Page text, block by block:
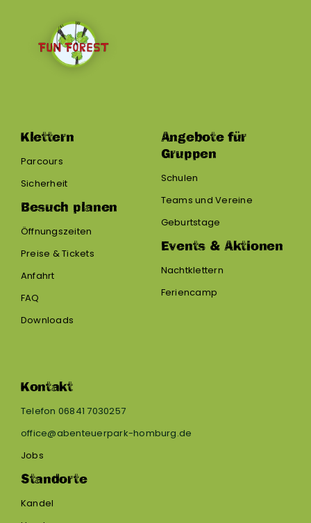
Klettern
Parcours
Sicherheit
Besuch planen
Öffnungszeiten
Preise & Tickets
Anfahrt
FAQ
Downloads
Angebote für
Gruppen
Schulen
Teams und Vereine
Geburtstage
Events & Aktionen
Nachtklettern
Feriencamp
Kontakt
Telefon 06841 7030257
office@abenteuerpark-homburg.de
Jobs
Standorte
Kandel